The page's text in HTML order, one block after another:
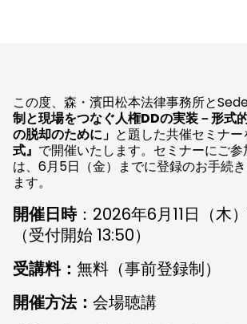
この度、森・濱田松本法律事務所と
制と現場をつなぐ人権DDの実装－形式
の脱却のために」 と題した共催セミナー
式』 で開催いたします。セミナーにご
は、6月5日（金）までに登録のお手続
ます。
開催日時：2026年6月11日（木
（受付開始 13:50）
受講料： 無料（事前登録制）
開催方法： 会場聴講